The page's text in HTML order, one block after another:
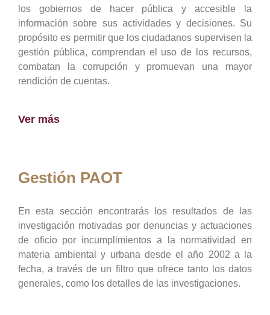
los gobiernos de hacer pública y accesible la
información sobre sus actividades y decisiones. Su
propósito es permitir que los ciudadanos supervisen la
gestión pública, comprendan el uso de los recursos,
combatan la corrupción y promuevan una mayor
rendición de cuentas.
Ver más
Gestión PAOT
En esta sección encontrarás los resultados de las
investigación motivadas por denuncias y actuaciones
de oficio por incumplimientos a la normatividad en
materia ambiental y urbana desde el año 2002 a la
fecha, a través de un filtro que ofrece tanto los datos
generales, como los detalles de las investigaciones.